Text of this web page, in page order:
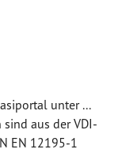
unter ...
aus der VDI-
EN 12195-1